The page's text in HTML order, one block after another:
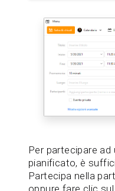
Per partecipare ad
pianificato, è
Partecipa nella
oppure fare clic